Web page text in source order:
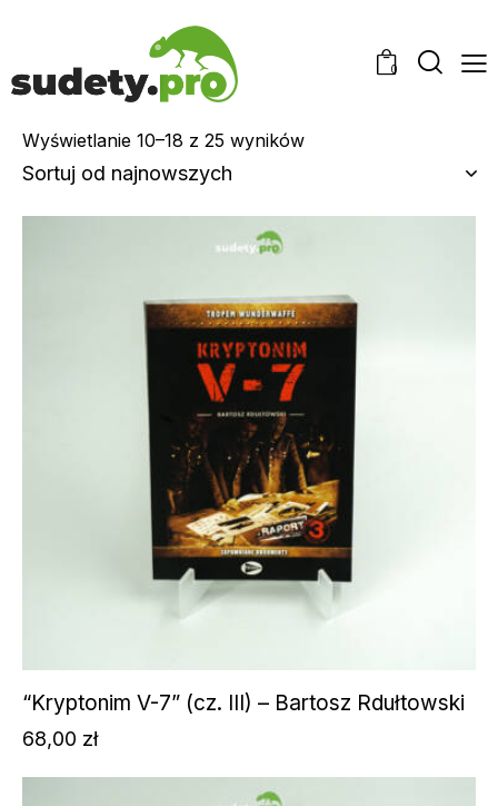
0
Wyświetlanie 10–18 z 25 wyników
“Kryptonim V-7” (cz. III) – Bartosz Rdułtowski
68,00 zł